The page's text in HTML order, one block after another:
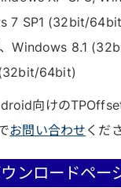
7 SP1 (32bit/
Windows 8.1
64bit)
向けの
お問い合わせ くだ
ンロードペー